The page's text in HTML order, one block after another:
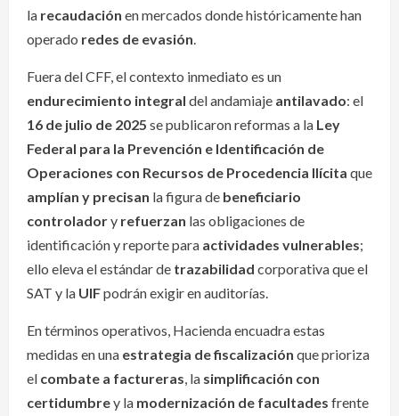
la recaudación en mercados donde históricamente han
operado redes de evasión.
Fuera del CFF, el contexto inmediato es un
endurecimiento integral del andamiaje antilavado: el
16 de julio de 2025 se publicaron reformas a la Ley
Federal para la Prevención e Identificación de
Operaciones con Recursos de Procedencia Ilícita que
amplían y precisan la figura de beneficiario
controladory refuerzan las obligaciones de
identificación y reporte para actividades vulnerables;
ello eleva el estándar de trazabilidad corporativa que el
SAT y la UIFpodrán exigir en auditorías.
En términos operativos, Hacienda encuadra estas
medidas en una estrategia de fiscalización que prioriza
el combate a factureras, la simplificación con
certidumbrey la modernización de facultades frente